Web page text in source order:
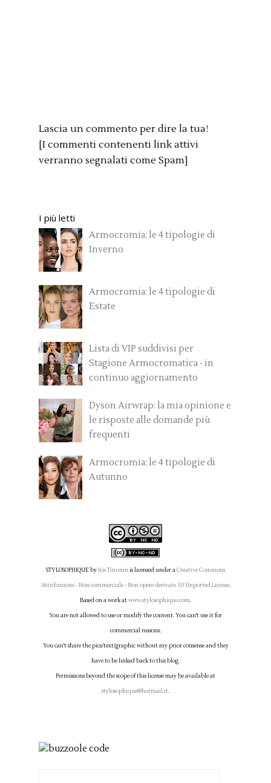
Lascia un commento per dire la tua!
[I commenti contenenti link attivi
verranno segnalati come Spam]
I più letti
Armocromia: le 4 tipologie di
Inverno
Armocromia: le 4 tipologie di
Estate
Lista di VIP suddivisi per
Stagione Armocromatica - in
continuo aggiornamento
Dyson Airwrap: la mia opinione e
le risposte alle domande più
frequenti
Armocromia: le 4 tipologie di
Autunno
STYLOSOPHIQUEbyIris Tinuninis licensed under aCreative Commons
Attribuzione - Non commerciale - Non opere derivate 3.0 Unported License.
Based on a work atwww.stylosophique.com.
You are not allowed to use or modify the content. You can't use it for
commercial reasons.
You can't share the pics/text/graphic without my prior consense and they
have to be linked back to this blog.
Permissions beyond the scope of this license may be available at
stylosophique@hotmail.it.